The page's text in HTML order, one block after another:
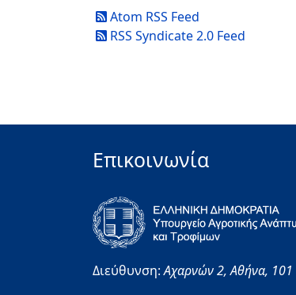
Atom RSS Feed
RSS Syndicate 2.0 Feed
Επικοινωνία
Διεύθυνση:Αχαρνών 2,Αθήνα,